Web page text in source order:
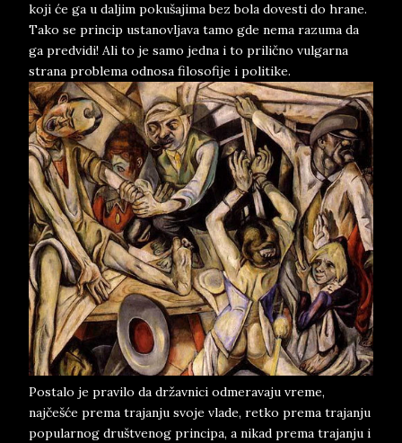
koji će ga u daljim pokušajima bez bola dovesti do hrane.
Tako se princip ustanovljava tamo gde nema razuma da
ga predvidi! Ali to je samo jedna i to prilično vulgarna
strana problema odnosa filosofije i politike.
Postalo je pravilo da državnici odmeravaju vreme,
najčešće prema trajanju svoje vlade, retko prema trajanju
popularnog društvenog principa, a nikad prema trajanju i